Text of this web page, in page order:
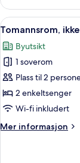
ikke-
røyk
(with
Access)
Åpne
alle
bildene
av
Tomannsrom,
ikke-
røyk
Breakfast,
7
Tomannsrom,
Byutsikt
1 soverom
Plass til 2
2 enkeltsenger
Wi-fi inkludert
Mer informasjon
Mer